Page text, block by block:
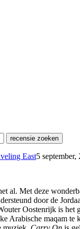
East5 september,
al. Met deze
door de
Oostenrijk is
Arabische maqam